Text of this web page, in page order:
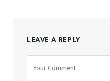
LEAVE A REPLY